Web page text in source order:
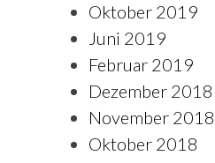
Oktober 2019
Juni 2019
Februar 2019
Dezember 2018
November 2018
Oktober 2018